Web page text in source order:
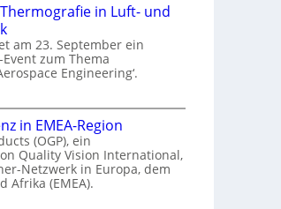
in Luft- und
am 23. September ein
zum Thema
Engineering‘.
in EMEA-Region
(OGP), ein
Quality Vision International,
Netzwerk in Europa, dem
Afrika (EMEA).